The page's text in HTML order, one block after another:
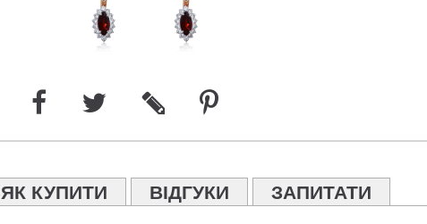
ЯК КУПИТИ ВІДГУКИ ЗАПИТАТИ